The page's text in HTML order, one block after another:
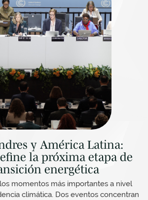
y América Latina:
la próxima etapa de
energética
momentos más importantes a nivel
climática. Dos eventos concentran